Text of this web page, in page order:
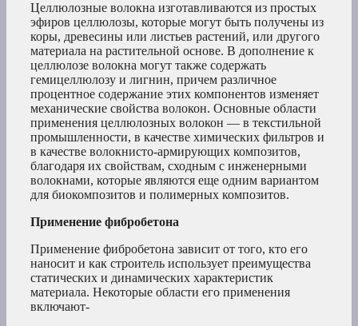
Целлюлозные волокна изготавливаются из простых
эфиров целлюлозы, которые могут быть получены из
коры, древесины или листьев растений, или другого
материала на растительной основе. В дополнение к
целлюлозе волокна могут также содержать
гемицеллюлозу и лигнин, причем различное
процентное содержание этих компонентов изменяет
механические свойства волокон. Основные области
применения целлюлозных волокон — в текстильной
промышленности, в качестве химических фильтров и
в качестве волокнисто-армирующих композитов,
благодаря их свойствам, сходным с инженерными
волокнами, которые являются еще одним вариантом
для биокомпозитов и полимерных композитов.
Применение фибробетона
Применение фибробетона зависит от того, кто его
наносит и как строитель использует преимущества
статических и динамических характеристик
материала. Некоторые области его применения
включают-